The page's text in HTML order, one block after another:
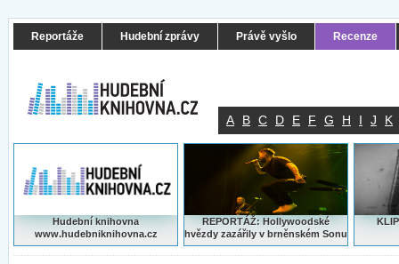
Reportáže Hudební zprávy Právě vyšlo Recenze
A B C D E F G H I J K
Hudební knihovna
www.hudebniknihovna.cz
REPORTÁŽ: Hollywoodské
hvězdy zazářily v brněnském Sonu